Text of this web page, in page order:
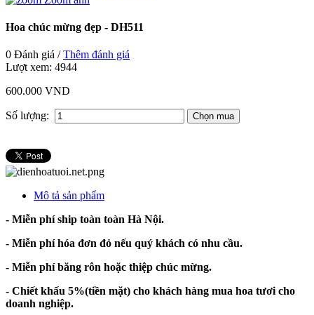
Hoa chúc mừng đẹp - DH511
0 Đánh giá /Thêm đánh giá
Lượt xem: 4944
600.000 VND
Số lượng:
Mô tả sản phẩm
- Miễn phí ship toàn toàn Hà Nội.
- Miễn phí hóa đơn đỏ nếu quý khách có nhu cầu.
- Miễn phí băng rôn hoặc thiệp chúc mừng.
- Chiết khấu 5%(tiền mặt) cho khách hàng mua hoa tươi cho
doanh nghiệp.